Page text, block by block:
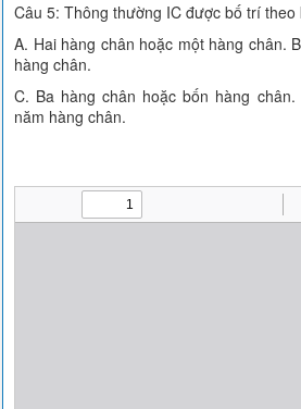
Câu 5: Thông thường IC được bố trí
A. Hai hàng chân hoặc một hàng chân.
hàng chân.
C. Ba hàng chân hoặc bốn hàng
năm hàng chân.